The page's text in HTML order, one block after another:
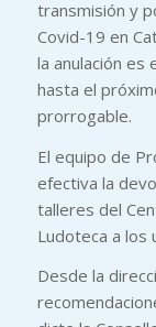
transmisión y
Covid-19 en
la anulación
hasta el
prorrogable.
El equipo de
efectiva la
talleres del
Ludoteca a los
Desde la